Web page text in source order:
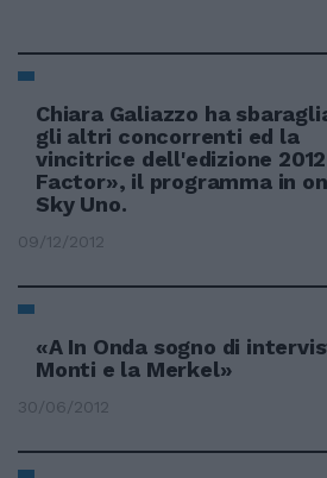
Chiara Galiazzo ha
gli altri concorrenti ed la
vincitrice dell'edizione 2012
Factor», il programma in
Sky Uno.
09/12/2012
«A In Onda sogno di
Monti e la Merkel»
30/06/2012